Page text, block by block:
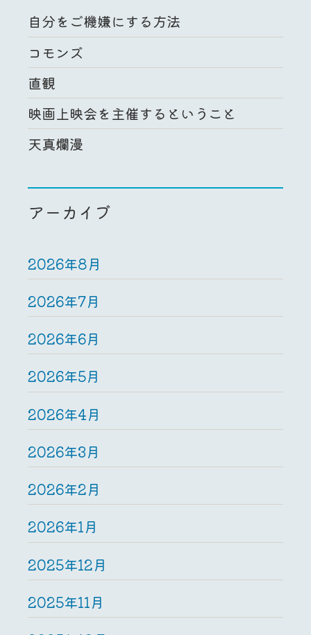
自分をご機嫌にする方法
コモンズ
直観
映画上映会を主催するということ
天真爛漫
アーカイブ
2026年8月
2026年7月
2026年6月
2026年5月
2026年4月
2026年3月
2026年2月
2026年1月
2025年12月
2025年11月